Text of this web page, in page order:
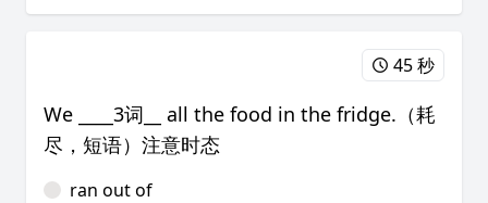
45 秒
We ____3词__ all the food in the fridge.（耗
尽，短语）注意时态
ran out of